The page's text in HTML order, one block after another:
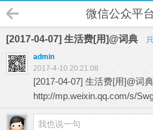
微信公众平
[2017-04-07] 生活费[用]@词典
admin
2017-4-10 20:21:08
[2017-04-07] 生活费[用]@词典
http://mp.weixin.qq.com/s/